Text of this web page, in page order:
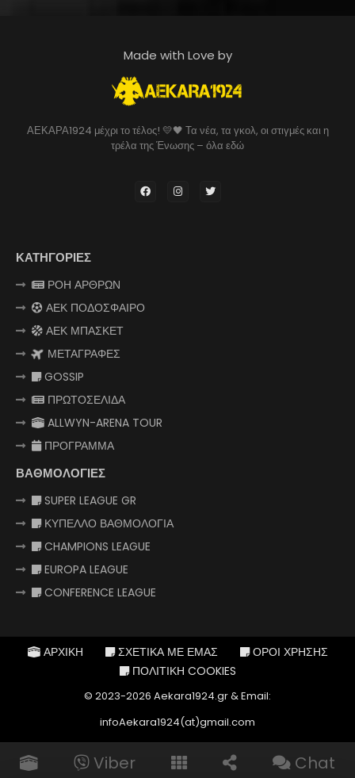
Made with Love by
ΑΕΚΑΡΑ1924 μέχρι το τέλος! 💛🖤 Τα νέα, τα γκολ, οι στιγμές και η
τρέλα της Ένωσης – όλα εδώ
ΚΑΤΗΓΟΡΙΕΣ
ΡΟΗ ΑΡΘΡΩΝ
ΑΕΚ ΠΟΔΟΣΦΑΙΡΟ
ΑΕΚ ΜΠΑΣΚΕΤ
ΜΕΤΑΓΡΑΦΕΣ
GOSSIP
ΠΡΩΤΟΣΕΛΙΔΑ
ALLWYN-ARENA TOUR
ΠΡΟΓΡΑΜΜΑ
ΒΑΘΜΟΛΟΓΙΕΣ
SUPER LEAGUE GR
ΚΥΠΕΛΛΟ ΒΑΘΜΟΛΟΓΙΑ
CHAMPIONS LEAGUE
EUROPA LEAGUE
CONFERENCE LEAGUE
ΑΡΧΙΚΗ ΣΧΕΤΙΚΑ ΜΕ ΕΜΑΣ
ΟΡΟΙ ΧΡΗΣΗΣ
ΠΟΛΙΤΙΚΗ COOKIES
© 2023-2026 Aekara1924.gr & Email:
infoAekara1924(at)gmail.com
Viber Chat